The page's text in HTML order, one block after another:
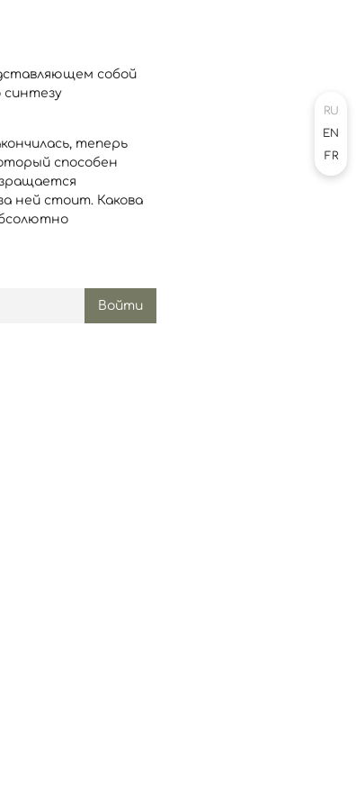
собой
синтезу
теперь
способен
ней стоит. Какова
Войти
RU
EN
FR